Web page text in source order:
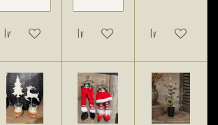
In winkelwagen In winkelwagen In